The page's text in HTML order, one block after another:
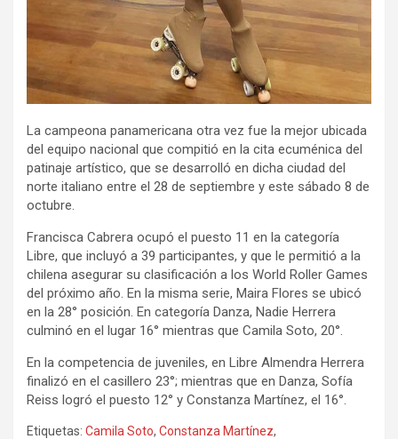
La campeona panamericana otra vez fue la mejor ubicada
del equipo nacional que compitió en la cita ecuménica del
patinaje artístico, que se desarrolló en dicha ciudad del
norte italiano entre el 28 de septiembre y este sábado 8 de
octubre.
Francisca Cabrera ocupó el puesto 11 en la categoría
Libre, que incluyó a 39 participantes, y que le permitió a la
chilena asegurar su clasificación a los World Roller Games
del próximo año. En la misma serie, Maira Flores se ubicó
en la 28° posición. En categoría Danza, Nadie Herrera
culminó en el lugar 16° mientras que Camila Soto, 20°.
En la competencia de juveniles, en Libre Almendra Herrera
finalizó en el casillero 23°; mientras que en Danza, Sofía
Reiss logró el puesto 12° y Constanza Martínez, el 16°.
Etiquetas: Camila Soto, Constanza Martínez,